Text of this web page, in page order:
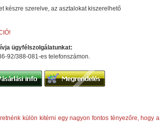
készre szerelve, az asztalokat kiszerelhető
ügyfélszolgálatunkat:
92/388-081-es telefonszámon.
külön kitérni egy nagyon fontos tényezőre, hogy a